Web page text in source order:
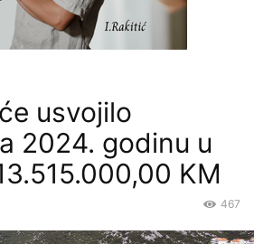
usvojilo
2024. godinu u
KM
467